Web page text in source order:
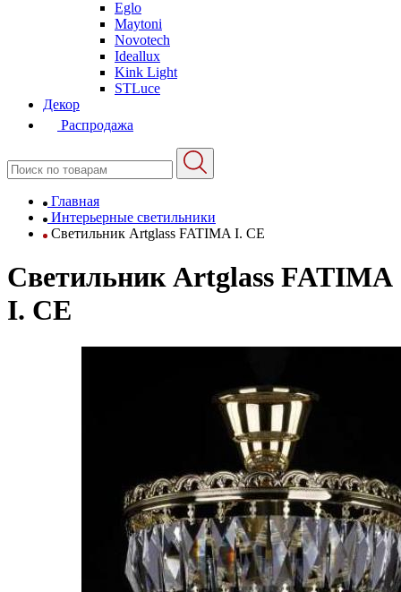
Eglo
Maytoni
Novotech
Ideallux
Kink Light
STLuce
Декор
Распродажа
Главная
Интерьерные светильники
Светильник Artglass FATIMA I. CE
Светильник Artglass FATIMA
I. CE